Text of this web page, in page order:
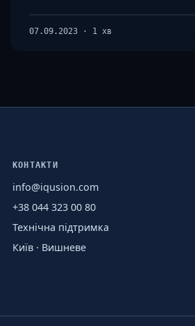
07.09.2023 · 1 хв
КОНТАКТИ
info@iqusion.com
+38 044 323 00 80
Технічна підтримка
Київ · Вишневе